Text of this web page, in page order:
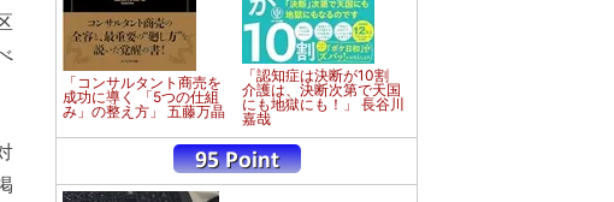
「コンサルタント商売を
成功に導く 「5つの仕組
み」の整え方」 五藤万晶
「認知症は決断が10割
介護は、決断次第で天国
にも地獄にも！」 長谷川
嘉哉